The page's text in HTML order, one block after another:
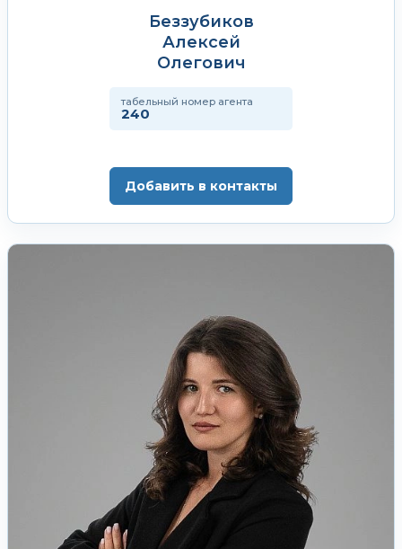
Беззубиков
Алексей
Олегович
табельный номер агента
240
Добавить в контакты